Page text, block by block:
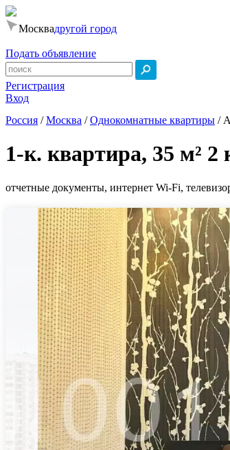
Москвадругой город
Подать объявление
Регистрация
Вход
Россия /Москва /Однокомнатные квартиры /
1-к. квартира, 35 м² 2
отчетные документы, интернет Wi-Fi,